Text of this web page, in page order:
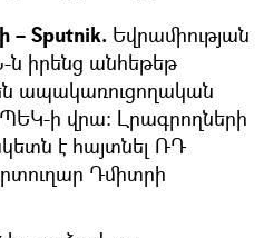
– Sputnik. Եվրամիության
ն իրենց անհեթեթ
են ապակառուցողական
ի վրա։ Լրագրողների
է հայտնել ՌԴ
Դմիտրի